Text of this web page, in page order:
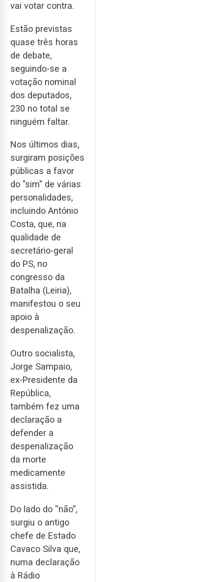
vai votar contra.
Estão previstas
quase três horas
de debate,
seguindo-se a
votação nominal
dos deputados,
230 no total se
ninguém faltar.
Nos últimos dias,
surgiram posições
públicas a favor
do "sim" de várias
personalidades,
incluindo António
Costa, que, na
qualidade de
secretário-geral
do PS, no
congresso da
Batalha (Leiria),
manifestou o seu
apoio à
despenalização.
Outro socialista,
Jorge Sampaio,
ex-Presidente da
República,
também fez uma
declaração a
defender a
despenalização
da morte
medicamente
assistida.
Do lado do “não”,
surgiu o antigo
chefe de Estado
Cavaco Silva que,
numa declaração
à Rádio